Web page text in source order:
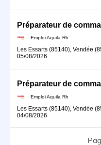
Préparateur de
Emploi Aquila Rh
Les Essarts (85140), Vendée
05/08/2026
Préparateur de
Emploi Aquila Rh
Les Essarts (85140), Vendée
04/08/2026